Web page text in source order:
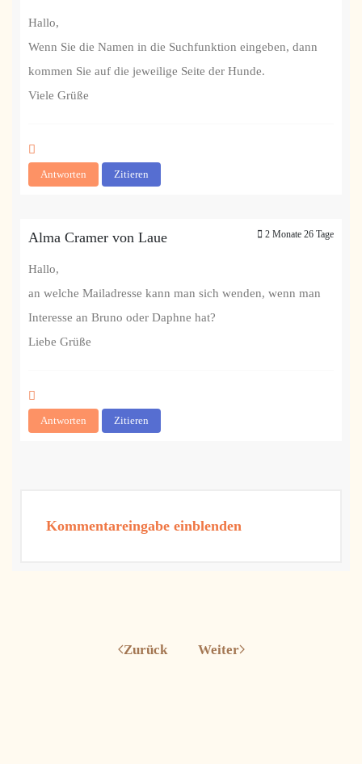
Hallo,
Wenn Sie die Namen in die Suchfunktion eingeben, dann
kommen Sie auf die jeweilige Seite der Hunde.
Viele Grüße
Antworten Zitieren
Alma Cramer von Laue 2 Monate 26 Tage
Hallo,
an welche Mailadresse kann man sich wenden, wenn man
Interesse an Bruno oder Daphne hat?
Liebe Grüße
Antworten Zitieren
Kommentareingabe einblenden
Zurück Weiter